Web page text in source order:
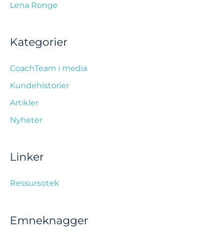
Lena Ronge
Kategorier
CoachTeam i media
Kundehistorier
Artikler
Nyheter
Linker
Ressursotek
Emneknagger